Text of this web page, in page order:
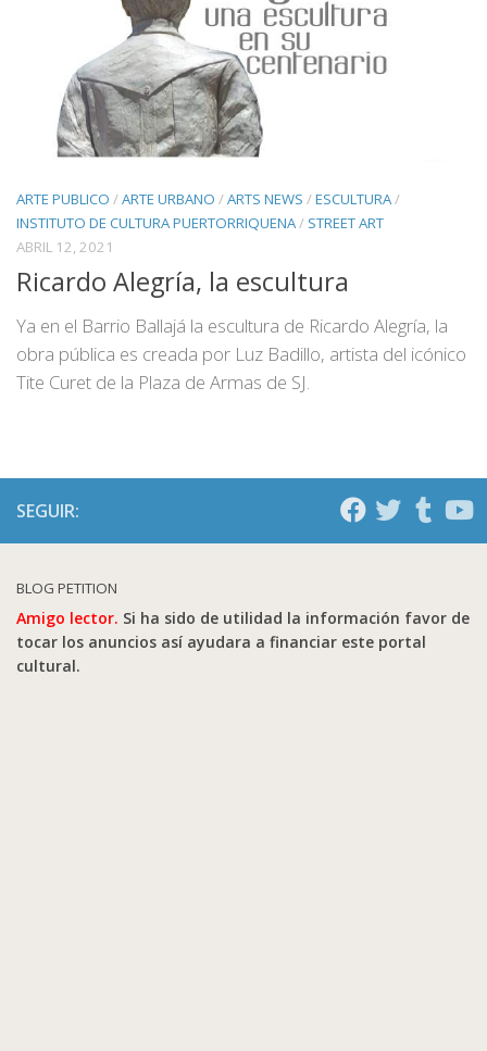
ARTE PUBLICO /ARTE URBANO /ARTS NEWS /ESCULTURA/
INSTITUTO DE CULTURA PUERTORRIQUENA/ STREET ART
ABRIL 12, 2021
Ricardo Alegría, la escultura
Ya en el Barrio Ballajá la escultura de Ricardo Alegría, la
obra pública es creada por Luz Badillo, artista del icónico
Tite Curet de la Plaza de Armas de SJ.
SEGUIR:
BLOG PETITION
Amigo lector. Si ha sido de utilidad la información favor de
tocar los anuncios así ayudara a financiar este portal
cultural.